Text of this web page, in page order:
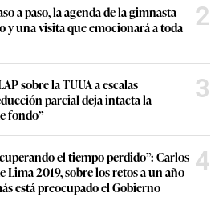
a paso, la agenda de la gimnasta
y una visita que emocionará a toda
2
sobre la TUUA a escalas
parcial deja intacta la
fondo”
3
el tiempo perdido”: Carlos
Lima 2019, sobre los retos a un año
está preocupado el Gobierno
4